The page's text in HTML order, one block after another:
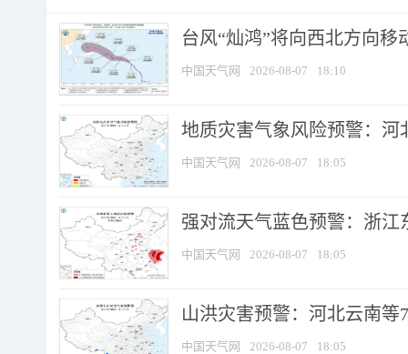
台风“灿鸿”将向西北方向移
中国天气网 2026-08-07 18:10
地质灾害气象风险预警：河
中国天气网 2026-08-07 18:05
强对流天气蓝色预警：浙江
中国天气网 2026-08-07 18:05
山洪灾害预警：河北云南
中国天气网 2026-08-07 18:05